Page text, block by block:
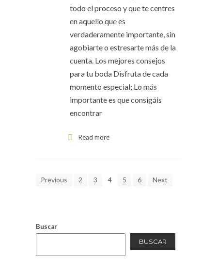
todo el proceso y que te centres
en aquello que es
verdaderamente importante, sin
agobiarte o estresarte más de la
cuenta. Los mejores consejos
para tu boda Disfruta de cada
momento especial; Lo más
importante es que consigáis
encontrar
Read more
Previous 2 3 4 5 6 Next
Buscar
BUSCAR